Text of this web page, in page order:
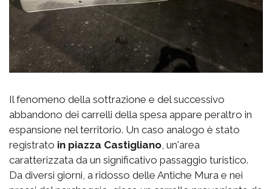
Il fenomeno della sottrazione e del successivo
abbandono dei carrelli della spesa appare peraltro in
espansione nel territorio. Un caso analogo è stato
registrato in piazza Castigliano , un'area
caratterizzata da un significativo passaggio turistico.
Da diversi giorni, a ridosso delle Antiche Mura e nei